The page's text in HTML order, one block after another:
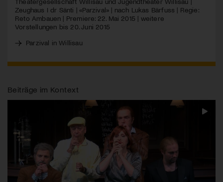
Zeughaus I dr Sänti | «Parzival» | nach Lukas Bärfuss | Regie:
Reto Ambauen | Premiere: 22. Mai 2015 | weitere
Vorstellungen bis 20. Juni 2015
Parzival in Willisau
Beiträge im Kontext